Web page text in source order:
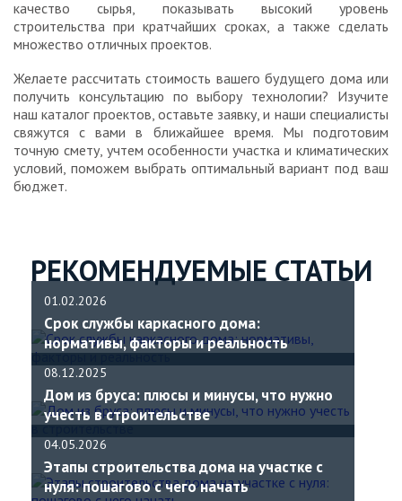
качество сырья, показывать высокий уровень
строительства при кратчайших сроках, а также сделать
множество отличных проектов.
Желаете рассчитать стоимость вашего будущего дома или
получить консультацию по выбору технологии? Изучите
наш каталог проектов, оставьте заявку, и наши специалисты
свяжутся с вами в ближайшее время. Мы подготовим
точную смету, учтем особенности участка и климатических
условий, поможем выбрать оптимальный вариант под ваш
бюджет.
РЕКОМЕНДУЕМЫЕ СТАТЬИ
01.02.2026
Срок службы каркасного дома:
нормативы, факторы и реальность
08.12.2025
Дом из бруса: плюсы и минусы, что нужно
учесть в строительстве
04.05.2026
Этапы строительства дома на участке с
нуля: пошагово с чего начать